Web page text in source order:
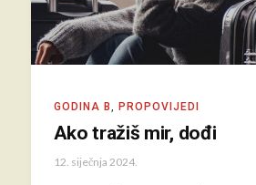
GODINA B PROPOVIJEDI
Ako tražiš mir, dođi
12. siječnja 2024.